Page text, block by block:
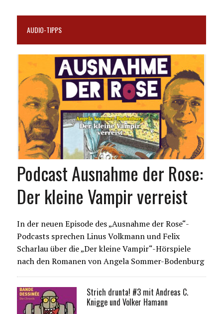
AUDIO-TIPPS
Podcast Ausnahme der Rose:
Der kleine Vampir verreist
In der neuen Episode des „Ausnahme der Rose“-
Podcasts sprechen Linus Volkmann und Felix
Scharlau über die „Der kleine Vampir“-Hörspiele
nach den Romanen von Angela Sommer-Bodenburg
Strich drunta! #3 mit Andreas C.
Knigge und Volker Hamann